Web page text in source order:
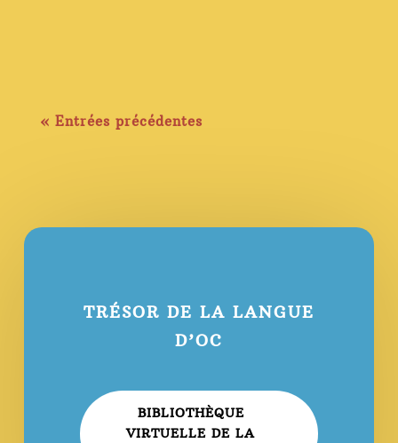
« Entrées précédentes
TRÉSOR DE LA LANGUE
D’OC
BIBLIOTHÈQUE
VIRTUELLE DE LA